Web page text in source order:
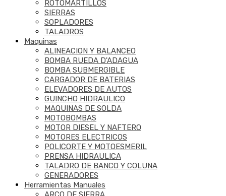
ROTOMARTILLOS
SIERRAS
SOPLADORES
TALADROS
Maquinas
ALINEACION Y BALANCEO
BOMBA RUEDA D'ADAGUA
BOMBA SUBMERGIBLE
CARGADOR DE BATERIAS
ELEVADORES DE AUTOS
GUINCHO HIDRAULICO
MAQUINAS DE SOLDA
MOTOBOMBAS
MOTOR DIESEL Y NAFTERO
MOTORES ELECTRICOS
POLICORTE Y MOTOESMERIL
PRENSA HIDRAULICA
TALADRO DE BANCO Y COLUNA
GENERADORES
Herramientas Manuales